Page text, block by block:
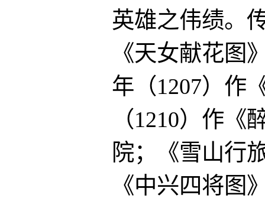
英雄之伟绩。
《天女献花图
年（1207）作
（1210）作
院；《雪山行
《中兴四将图